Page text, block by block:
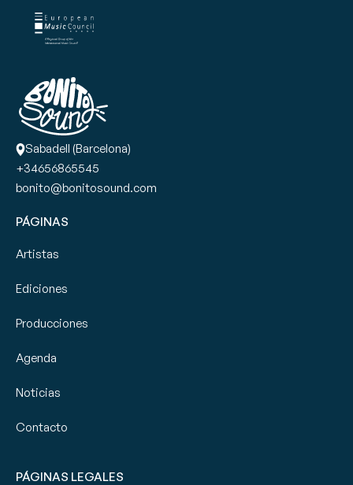
Sabadell (Barcelona)
+34656865545
bonito@bonitosound.com
PÁGINAS
Artistas
Ediciones
Producciones
Agenda
Noticias
Contacto
PÁGINAS LEGALES